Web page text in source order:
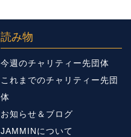
読み物
今週のチャリティー先団体
これまでのチャリティー先団
体
お知らせ＆ブログ
JAMMINについて